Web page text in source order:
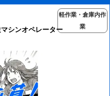
軽作業・倉庫内作
業
シンオペレーター